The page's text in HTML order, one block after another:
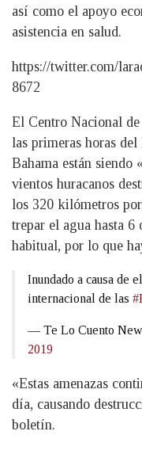
así como el apoyo
asistencia en salud.
https://twitter.com/
8672
El Centro Nacional
las primeras horas
Bahama están siendo
vientos huracanos
los 320 kilómetros
trepar el agua hasta
habitual, por lo que
Inundado a causa de el
internacional de las
— Te Lo Cuento
2019
«Estas amenazas
día, causando
boletín.